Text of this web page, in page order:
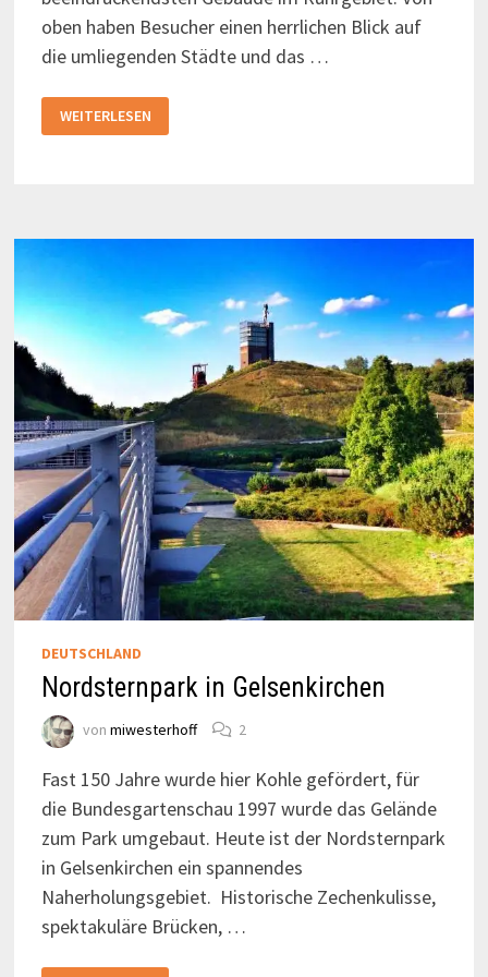
oben haben Besucher einen herrlichen Blick auf
die umliegenden Städte und das …
GASOMETER
OBERHAUSEN
–
WEITERLESEN
DEUTSCHLAND
Nordsternpark in Gelsenkirchen
von miwesterhoff 2
Fast 150 Jahre wurde hier Kohle gefördert, für
die Bundesgartenschau 1997 wurde das Gelände
zum Park umgebaut. Heute ist der Nordsternpark
in Gelsenkirchen ein spannendes
Naherholungsgebiet. Historische Zechenkulisse,
spektakuläre Brücken, …